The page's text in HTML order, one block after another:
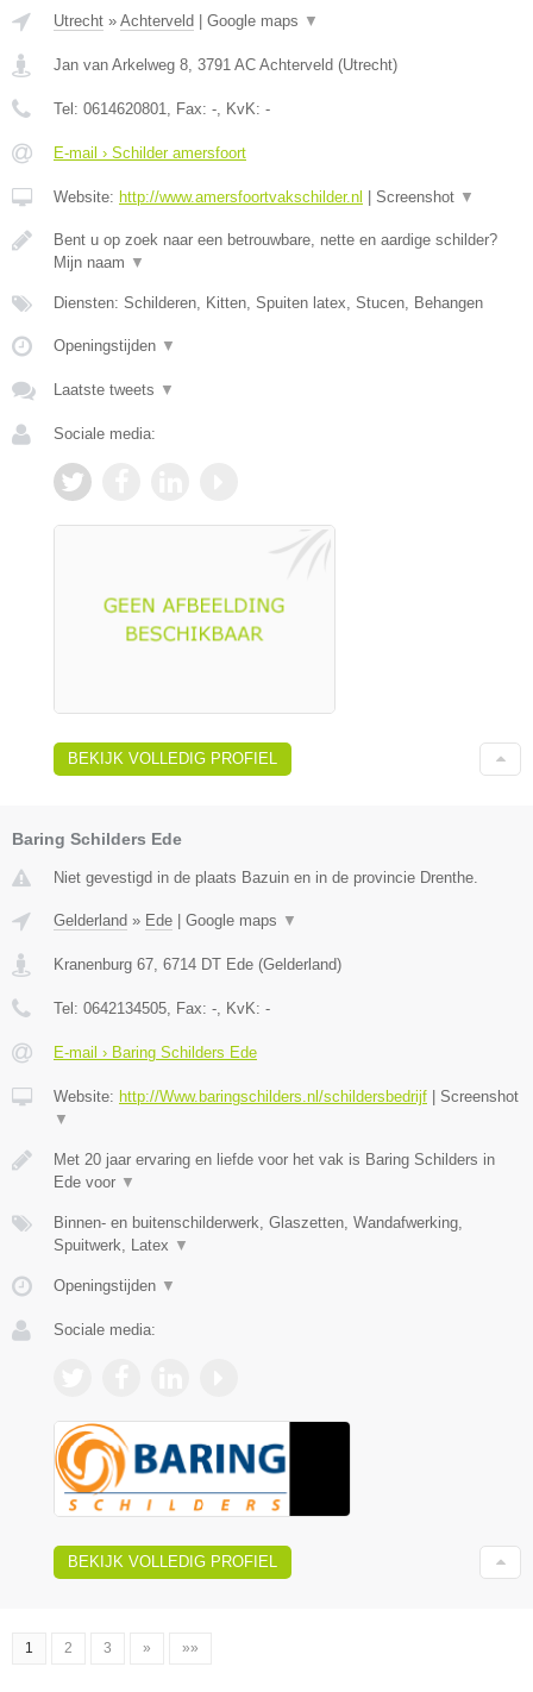
Utrecht » Achterveld Google maps ▼
Jan van Arkelweg 8, 3791 AC Achterveld (Utrecht)
Tel: 0614620801, Fax: -, KvK: -
E-mail › Schilder amersfoort
Website: http://www.amersfoortvakschilder.nl Screenshot ▼
Bent u op zoek naar een betrouwbare, nette en aardige schilder?
Mijn naam ▼
Diensten: Schilderen, Kitten, Spuiten latex, Stucen, Behangen
Openingstijden ▼
Laatste tweets ▼
Sociale media:
BEKIJK VOLLEDIG PROFIEL
Baring Schilders Ede
Niet gevestigd in de plaats Bazuin en in de provincie Drenthe.
Gelderland » Ede Google maps ▼
Kranenburg 67 6714 DT Ede (Gelderland)
Tel: 0642134505 , Fax: - , KvK: -
E-mail › Baring Schilders Ede
Website: http://Www.baringschilders.nl/schildersbedrijf
Screenshot
▼
Met 20 jaar ervaring en liefde voor het vak is Baring Schilders in
Ede voor ▼
Binnen- en buitenschilderwerk, Glaszetten, Wandafwerking,
Spuitwerk, Latex ▼
Openingstijden ▼
Sociale media:
BEKIJK VOLLEDIG PROFIEL
1 2 3 » »»